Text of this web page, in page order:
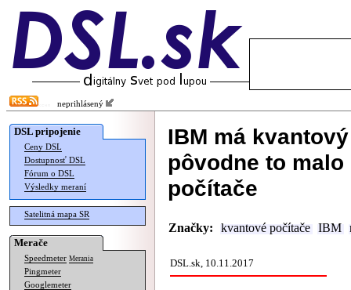
neprihlásený
DSL pripojenie
Ceny DSL
Dostupnosť DSL
Fórum o DSL
Výsledky meraní
Satelitná mapa SR
Merače
Speedmeter Merania
Pingmeter
Googlemeter
IBM má
pôvodne to
počítače
Značky: kvantové počítače IBM
DSL.sk, 10.11.2017